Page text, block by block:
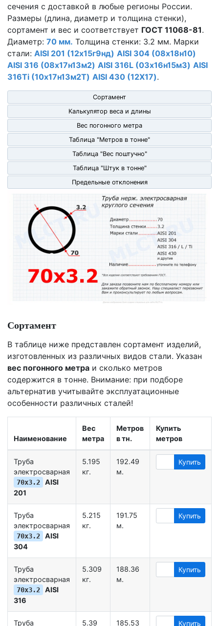
сечения с доставкой в любые регионы России.
Размеры (длина, диаметр и толщина стенки),
сортамент и вес и соответствует ГОСТ 11068-81.
Диаметр: 70 мм. Толщина стенки: 3.2 мм. Марки
стали: AISI 201 (12х15г9нд) AISI 304 (08х18н10)
AISI 316 (08х17н13м2) AISI 316L (03х16н15м3) AISI
316Ti (10х17н13м2Т) AISI 430 (12Х17).
Сортамент
Калькулятор веса и длины
Вес погонного метра
Таблица "Метров в тонне"
Таблица "Вес поштучно"
Таблица "Штук в тонне"
Предельные отклонения
Сортамент
В таблице ниже представлен сортамент изделий,
изготовленных из различных видов стали. Указан
вес погонного метра и сколько метров
содержится в тонне. Внимание: при подборе
альтернатив учитывайте эксплуатационные
особенности различных сталей!
Наименование
Вес
метра
Метров
в тн.
Купить
метров
Труба
электросварная
70х3.2
AISI
201
5.195
кг.
192.49
м.
Купить
Труба
электросварная
70х3.2
AISI
304
5.215
кг.
191.75
м.
Купить
Труба
электросварная
70х3.2
AISI
316
5.309
кг.
188.36
м.
Купить
Труба 5.39 185.53 Купить